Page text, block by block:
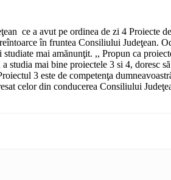
ce a avut pe ordinea de zi 4 Proiecte
în fruntea Consiliului Judeţean.
mai amănunţit. ,, Propun ca
mai bine proiectele 3 si 4, doresc
3 este de competenţa
celor din conducerea Consiliului